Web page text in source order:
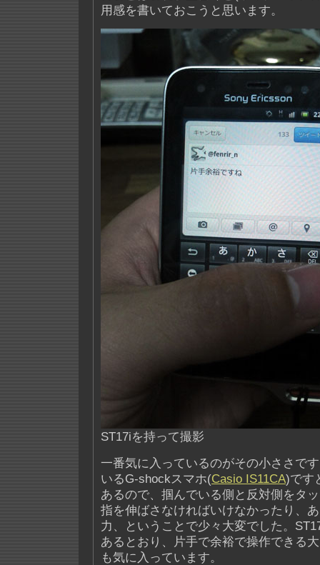
用感を書いておこうと思います。
ST17iを持って撮影
一番気に入っているのがその小ささで
いるG-shockスマホ(Casio IS11CA)です
あるので、掴んでいる側と反対側をタ
指を伸ばさなければいけなかったり、
力、ということで少々大変でした。
あるとおり、片手で余裕で操作できる
も気に入っています。